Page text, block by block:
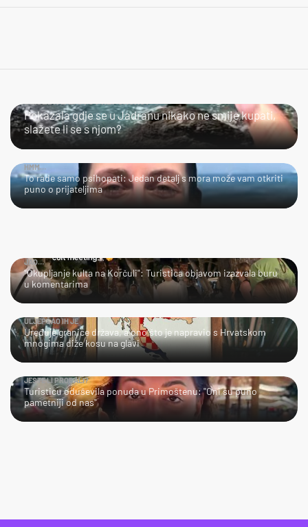
Pokazala gdje se u Jadranu nikako ne smije kupati,
slažete li se s njom?
HMM…
To rade samo psihopati: Jedan detalj s mora može vam otkriti
puno o prijateljima
JAO…
"Okupljanje kulta na Korčuli": Turistica objavom izazvala buru
u komentarima
ULJEPŠAO IH JE
Uređuje granice država, a ono što je napravio s Hrvatskom
mnogima diže kosu na glavi
JESTE LI PROBALI?
Turisticu oduševila ponuda u Primoštenu: "Oni su puno
pametniji od nas"